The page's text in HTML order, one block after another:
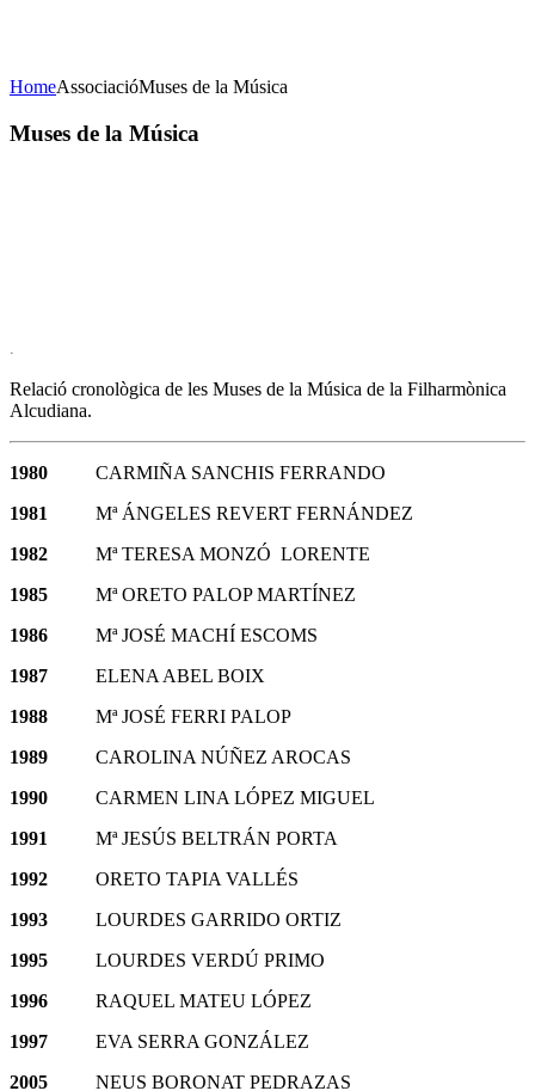
HomeAssociacióMuses de la Música
Muses de la Música
Relació cronològica de les Muses de la Música de la Filharmònica
Alcudiana.
1980 CARMIÑA SANCHIS FERRANDO
1981
Mª ÁNGELES REVERT FERNÁNDEZ
1982 Mª TERESA MONZÓ LORENTE
1985 Mª ORETO PALOP MARTÍNEZ
1986 Mª JOSÉ MACHÍ ESCOMS
1987 ELENA ABEL BOIX
1988 Mª JOSÉ FERRI PALOP
1989 CAROLINA NÚÑEZ AROCAS
1990 CARMEN LINA LÓPEZ MIGUEL
1991
Mª JESÚS BELTRÁN PORTA
1992
ORETO TAPIA VALLÉS
1993 LOURDES GARRIDO ORTIZ
1995 LOURDES VERDÚ PRIMO
1996 RAQUEL MATEU LÓPEZ
1997 EVA SERRA GONZÁLEZ
2005 NEUS BORONAT PEDRAZAS